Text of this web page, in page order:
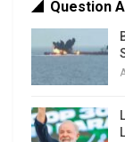
decir que,
no
llegaron
Estados
financieros
puertas. No
Question